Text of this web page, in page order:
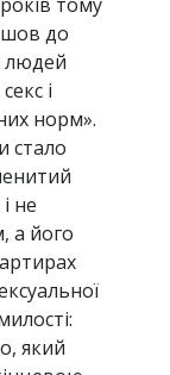
до
людей
і
норм».
стало
не
а його
який